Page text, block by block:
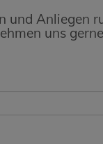
und Anliegen
uns